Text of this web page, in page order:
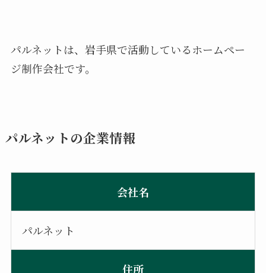
パルネットは、岩手県で活動しているホームペー
ジ制作会社です。
パルネットの企業情報
会社名
パルネット
住所